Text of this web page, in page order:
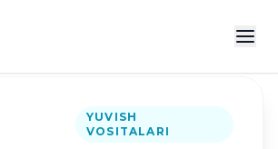
YUVISH
VOSITALARI